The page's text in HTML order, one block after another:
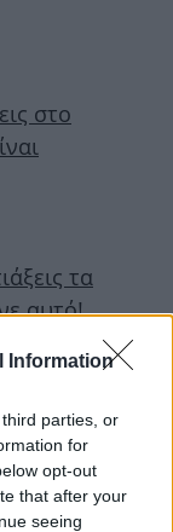
Information
parties, or
for
opt-out
that after your
seeing
στο
τα
αυτό!
τα
αυτό!